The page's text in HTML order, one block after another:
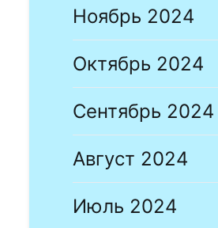
Ноябрь 2024
Октябрь 2024
Сентябрь 2024
Август 2024
Июль 2024